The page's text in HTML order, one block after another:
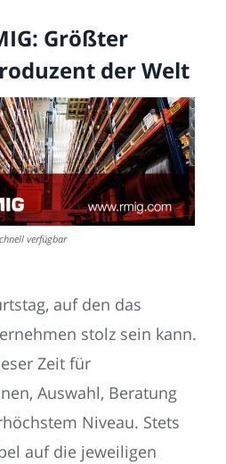
Größter
der Welt
verfügbar
auf den das
stolz sein kann.
Zeit für
Auswahl, Beratung
Niveau. Stets
auf die jeweiligen